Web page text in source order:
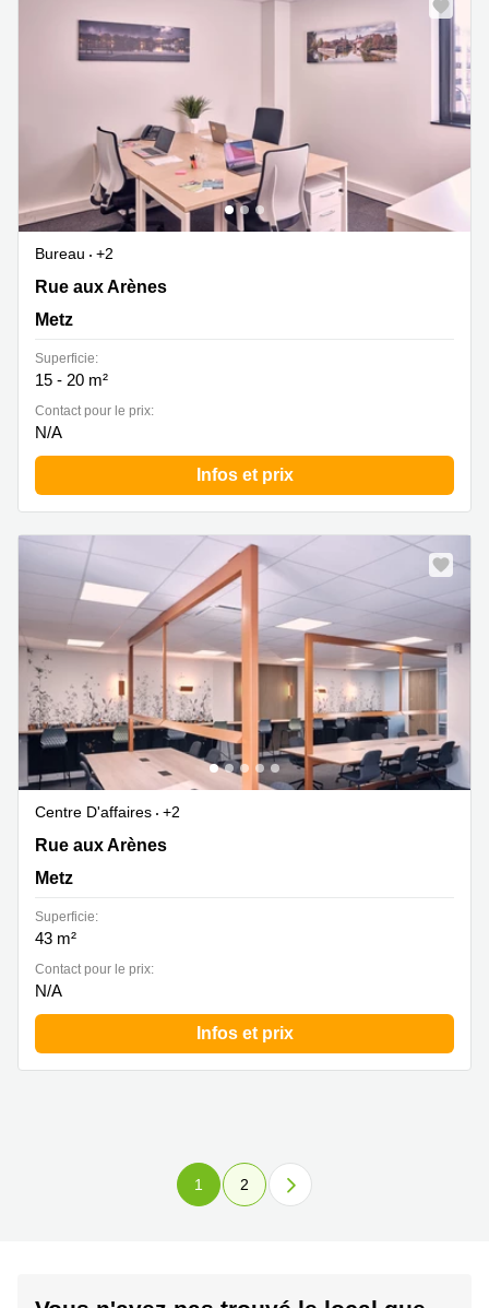
Bureau
+2
Rue aux Arènes 86, Metz
Rue aux Arènes
Metz
Superficie:
15 - 20 m²
Contact pour le prix:
N/A
Infos et prix
Centre D'affaires
+2
Rue aux Arènes 86, Metz
Rue aux Arènes
Metz
Superficie:
43 m²
Contact pour le prix:
N/A
Infos et prix
1 2